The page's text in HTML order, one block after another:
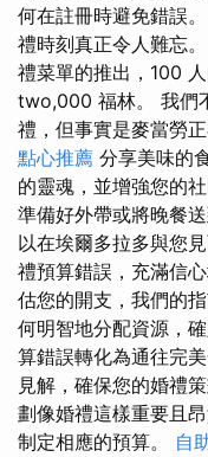
何在註冊時避免錯誤
禮時刻真正令人難忘
禮菜單的推出，100
two,000 福林。 我們
禮，但事實是麥當勞
點心推薦 分享美味的
的靈魂，並增強您的
準備好外帶或將晚餐
以在埃爾多拉多與您
禮預算錯誤，充滿信
估您的開支，我們的
何明智地分配資源，
算錯誤轉化為通往完
見解，確保您的婚禮
劃像婚禮這樣重要且
制定相應的預算。 自